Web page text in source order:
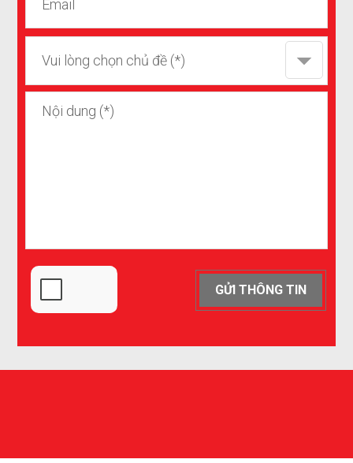
Vui lòng chọn chủ đề (*)
GỬI THÔNG TIN